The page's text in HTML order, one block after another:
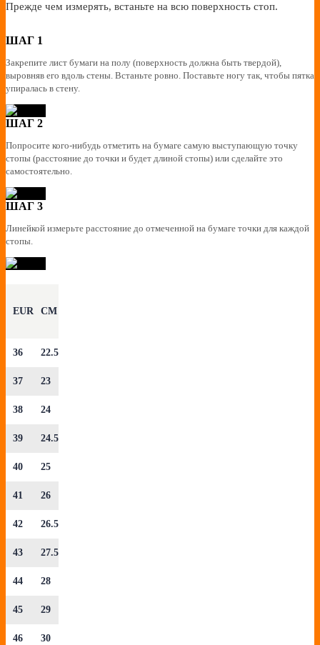
Прежде чем измерять, встаньте на всю поверхность стоп.
ШАГ 1
Закрепите лист бумаги на полу (поверхность должна быть твердой),
выровняв его вдоль стены. Встаньте ровно. Поставьте ногу так, чтобы пятка
упиралась в стену.
EUR CM
36 22.5
37 23
38 24
39 24.5
40 25
41 26
42 26.5
43 27.5
44 28
45 29
46 30
ШАГ 2
Попросите кого-нибудь отметить на бумаге самую выступающую точку
стопы (расстояние до точки и будет длиной стопы) или сделайте это
самостоятельно.
ШАГ 3
Линейкой измерьте расстояние до отмеченной на бумаге точки для каждой
стопы.